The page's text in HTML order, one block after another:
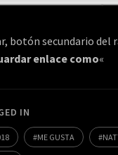
botón secundario del
enlace como«
IN
ME GUSTA